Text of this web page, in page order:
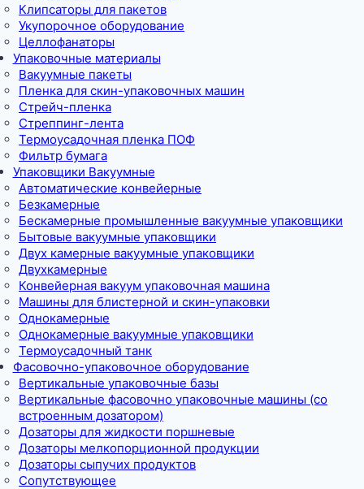
Клипсаторы для пакетов
Укупорочное оборудование
Целлофанаторы
Упаковочные материалы
Вакуумные пакеты
Пленка для скин-упаковочных машин
Стрейч-пленка
Стреппинг-лента
Термоусадочная пленка ПОФ
Фильтр бумага
Упаковщики Вакуумные
Автоматические конвейерные
Безкамерные
Бескамерные промышленные вакуумные упаковщики
Бытовые вакуумные упаковщики
Двух камерные вакуумные упаковщики
Двухкамерные
Конвейерная вакуум упаковочная машина
Машины для блистерной и скин-упаковки
Однокамерные
Однокамерные вакуумные упаковщики
Термоусадочный танк
Фасовочно-упаковочное оборудование
Вертикальные упаковочные базы
Вертикальные фасовочно упаковочные машины (со
встроенным дозатором)
Дозаторы для жидкости поршневые
Дозаторы мелкопорционной продукции
Дозаторы сыпучих продуктов
Сопутствующее